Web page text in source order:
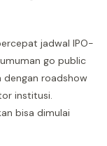
jadwal IPO-
go public
dengan roadshow
institusi.
bisa dimulai